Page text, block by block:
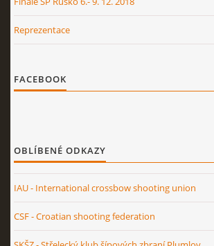
Reprezentace
FACEBOOK
OBLÍBENÉ ODKAZY
IAU - International crossbow shooting union
CSF - Croatian shooting federation